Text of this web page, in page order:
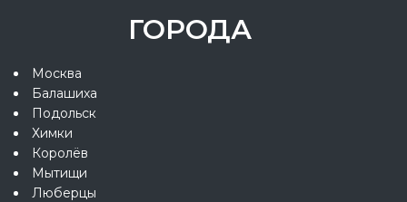
ГОРОДА
Москва
Балашиха
Подольск
Химки
Королёв
Мытищи
Люберцы